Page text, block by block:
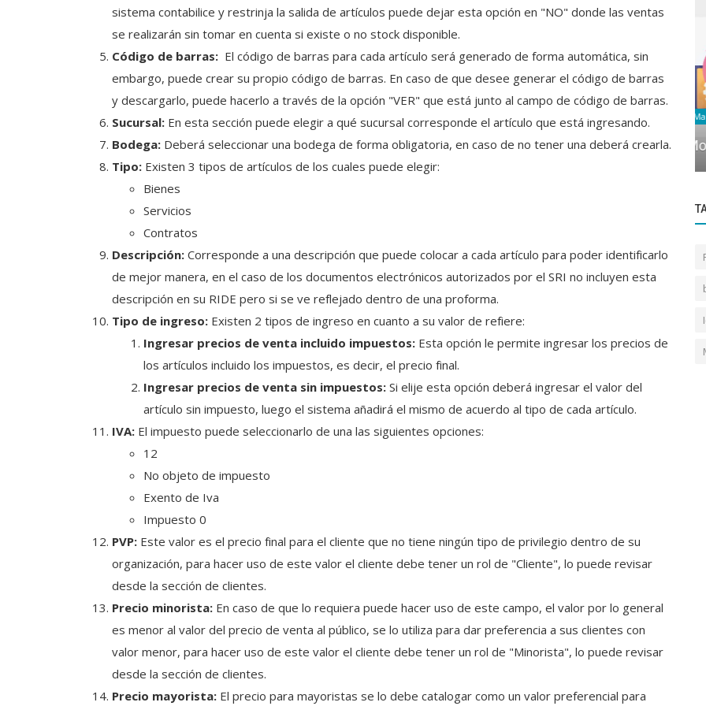
sistema contabilice y restrinja la salida de artículos puede dejar esta opción en "NO" donde las ventas
se realizarán sin tomar en cuenta si existe o no stock disponible.
Código de barras: El código de barras para cada artículo será generado de forma automática, sin
embargo, puede crear su propio código de barras. En caso de que desee generar el código de barras
y descargarlo, puede hacerlo a través de la opción "VER" que está junto al campo de código de barras.
Sucursal: En esta sección puede elegir a qué sucursal corresponde el artículo que está ingresando.
Bodega: Deberá seleccionar una bodega de forma obligatoria, en caso de no tener una deberá crearla.
Tipo: Existen 3 tipos de artículos de los cuales puede elegir:
Bienes
Servicios
Contratos
Descripción: Corresponde a una descripción que puede colocar a cada artículo para poder identificarlo
de mejor manera, en el caso de los documentos electrónicos autorizados por el SRI no incluyen esta
descripción en su RIDE pero si se ve reflejado dentro de una proforma.
Tipo de ingreso: Existen 2 tipos de ingreso en cuanto a su valor de refiere:
Ingresar precios de venta incluido impuestos: Esta opción le permite ingresar los precios de
los artículos incluido los impuestos, es decir, el precio final.
Ingresar precios de venta sin impuestos: Si elije esta opción deberá ingresar el valor del
artículo sin impuesto, luego el sistema añadirá el mismo de acuerdo al tipo de cada artículo.
IVA: El impuesto puede seleccionarlo de una las siguientes opciones:
12
No objeto de impuesto
Exento de Iva
Impuesto 0
PVP: Este valor es el precio final para el cliente que no tiene ningún tipo de privilegio dentro de su
organización, para hacer uso de este valor el cliente debe tener un rol de "Cliente", lo puede revisar
desde la sección de clientes.
Precio minorista: En caso de que lo requiera puede hacer uso de este campo, el valor por lo general
es menor al valor del precio de venta al público, se lo utiliza para dar preferencia a sus clientes con
valor menor, para hacer uso de este valor el cliente debe tener un rol de "Minorista", lo puede revisar
desde la sección de clientes.
Precio mayorista: El precio para mayoristas se lo debe catalogar como un valor preferencial para
Manuales Icp Online
Habilitar el modo de producción en la
plataforma ICP
Manuales Icp Online
Modificar una empresa